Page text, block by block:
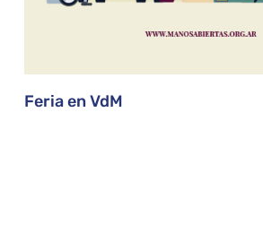
Feria en VdM